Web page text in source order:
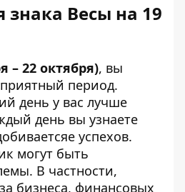
знака Весы на 19
– 22 октября), вы
период.
день у вас лучше
день вы узнаете
успехов.
могут быть
В частности,
бизнеса, финансовых